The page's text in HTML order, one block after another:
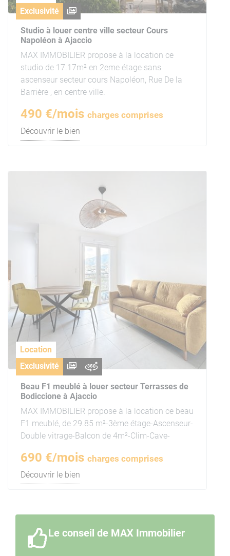
Exclusivité
Studio à louer centre ville secteur Cours
Napoléon à Ajaccio
MAX IMMOBILIER propose à la location ce
studio de 17.17m² en 2eme étage sans
ascenseur secteur cours Napoléon, Rue De la
Barrière , en centre ville.
490 €/mois charges comprises
Découvrir le bien
Location
Exclusivité
Beau F1 meublé à louer secteur Terrasses de
Bodiccione à Ajaccio
MAX IMMOBILIER propose à la location ce beau
F1 meublé, de 29.85 m²-3ème étage-Ascenseur-
Double vitrage-Balcon de 4m²-Clim-Cave-
690 €/mois charges comprises
Découvrir le bien
Le conseil de MAX Immobilier